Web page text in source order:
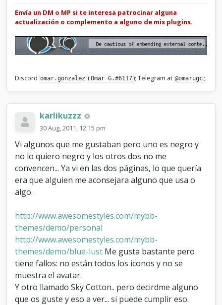
Envía un DM o MP si te interesa patrocinar alguna
actualización o complemento a alguno de mis plugins.
Discord omar.gonzalez (Omar G.#6117); Telegram at @omarugc ;
karlikuzzz
30 Aug, 2011, 12:15 pm
Vi algunos que me gustaban pero uno es negro y
no lo quiero negro y los otros dos no me
convencen... Ya vi en las dos páginas, lo que quería
era que alguien me aconsejara alguno que usa o
algo.
http://www.awesomestyles.com/mybb-
themes/demo/personal
http://www.awesomestyles.com/mybb-
themes/demo/blue-lust Me gusta bastante pero
tiene fallos: no están todos los iconos y no se
muestra el avatar.
Y otro llamado Sky Cotton.. pero decirdme alguno
que os guste y eso a ver... si puede cumplir eso.